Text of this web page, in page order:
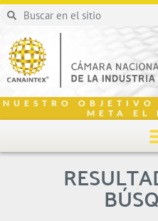
NUESTRO
META EL